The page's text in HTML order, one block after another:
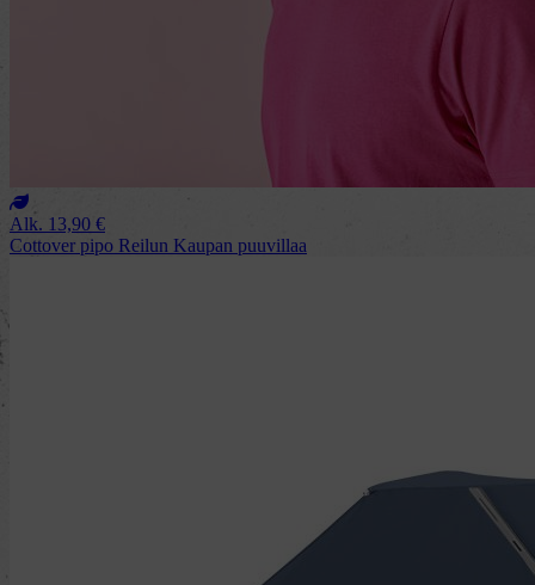
Alk. 13,90 €
Cottover pipo Reilun Kaupan puuvillaa